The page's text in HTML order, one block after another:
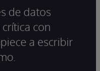
de datos
con
a escribir